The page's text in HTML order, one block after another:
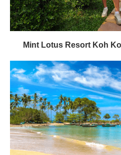
Mint Lotus Resort Koh